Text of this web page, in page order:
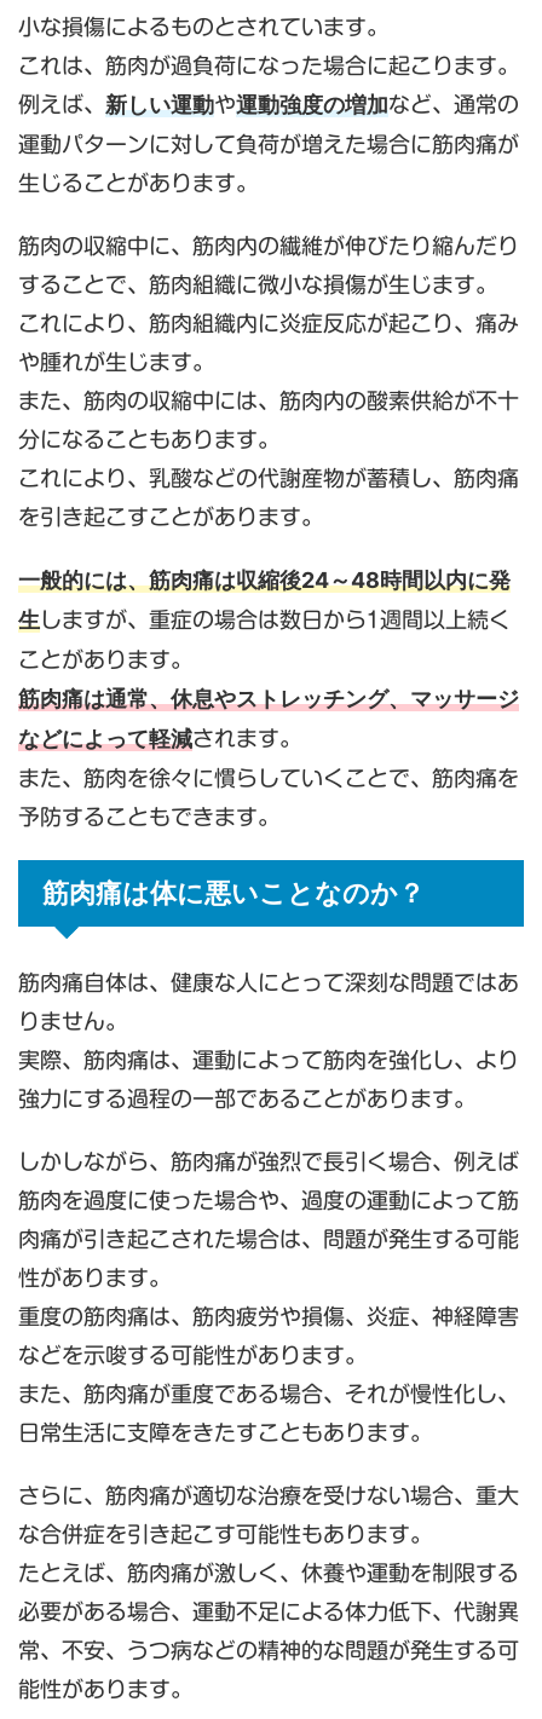
小な損傷によるものとされています。
これは、筋肉が過負荷になった場合に起こります。
例えば、 新しい運動や運動強度の増加など、通常の
運動パターンに対して負荷が増えた場合に筋肉痛が
生じることがあります。
筋肉の収縮中に、筋肉内の繊維が伸びたり縮んだり
することで、筋肉組織に微小な損傷が生じます。
これにより、筋肉組織内に炎症反応が起こり、痛み
や腫れが生じます。
また、筋肉の収縮中には、筋肉内の酸素供給が不十
分になることもあります。
これにより、乳酸などの代謝産物が蓄積し、筋肉痛
を引き起こすことがあります。
一般的には、筋肉痛は収縮後24～48時間以内に発
生しますが、重症の場合は数日から1週間以上続く
ことがあります。
筋肉痛は通常、休息やストレッチング、マッサージ
などによって軽減されます。
また、筋肉を徐々に慣らしていくことで、筋肉痛を
予防することもできます。
筋肉痛は体に悪いことなのか？
筋肉痛自体は、健康な人にとって深刻な問題ではあ
りません。
実際、筋肉痛は、運動によって筋肉を強化し、より
強力にする過程の一部であることがあります。
しかしながら、筋肉痛が強烈で長引く場合、例えば
筋肉を過度に使った場合や、過度の運動によって筋
肉痛が引き起こされた場合は、問題が発生する可能
性があります。
重度の筋肉痛は、筋肉疲労や損傷、炎症、神経障害
などを示唆する可能性があります。
また、筋肉痛が重度である場合、それが慢性化し、
日常生活に支障をきたすこともあります。
さらに、筋肉痛が適切な治療を受けない場合、重大
な合併症を引き起こす可能性もあります。
たとえば、筋肉痛が激しく、休養や運動を制限する
必要がある場合、運動不足による体力低下、代謝異
常、不安、うつ病などの精神的な問題が発生する可
能性があります。